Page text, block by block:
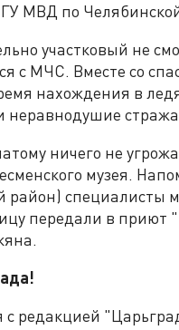
МВД по
участковый не
с МЧС. Вместе со
нахождения в
неравнодушие
ничего не
музея.
район) специалисты
передали в приют
с редакцией